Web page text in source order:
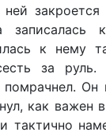
закроется
записалась
к нему
за руль.
помрачнел.
как важен
тактично